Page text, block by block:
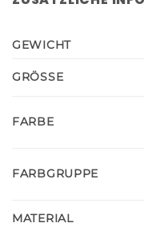
GEWICHT
GRÖSSE
FARBE
FARBGRUPPE
MATERIAL